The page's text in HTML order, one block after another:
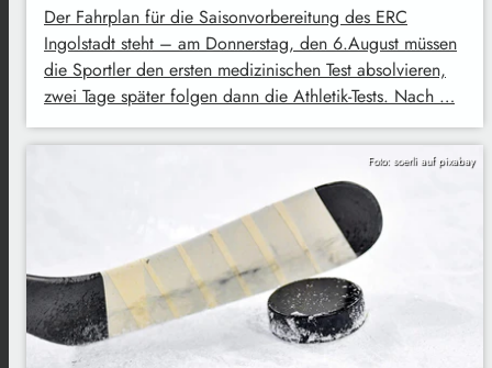
Der Fahrplan für die Saisonvorbereitung des ERC
Ingolstadt steht – am Donnerstag, den 6.August müssen
die Sportler den ersten medizinischen Test absolvieren,
zwei Tage später folgen dann die Athletik-Tests. Nach …
Foto: soerli auf pixabay